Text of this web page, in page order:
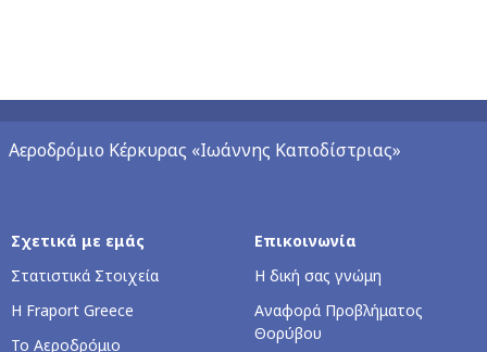
Αεροδρόμιο Κέρκυρας «Ιωάννης Καποδίστριας»
Σχετικά με εμάς
Στατιστικά Στοιχεία
Η Fraport Greece
Το Αεροδρόμιο
Επικοινωνία
Η δική σας γνώμη
Αναφορά Προβλήματος
Θορύβου